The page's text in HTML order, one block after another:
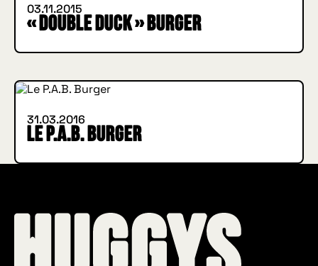
03.11.2015
« Double Duck » Burger
IN BURGER WE TRUST
31.03.2016
Le P.A.B. Burger